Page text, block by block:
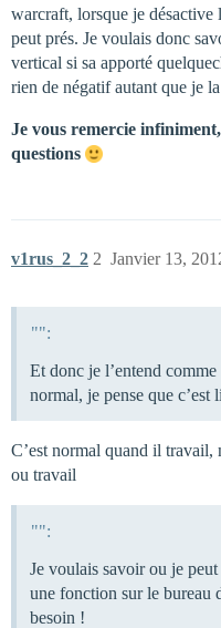
warcraft, lorsque je désactive
peut prés. Je voulais donc
vertical si sa apporté
rien de négatif autant que je
Je vous remercie
questions
v1rus_2_2 Janvier 13,
2
"":
Et donc je l’entend
normal, je pense que c’est
C’est normal quand il travail,
ou travail
"":
Je voulais savoir ou je
une fonction sur le bureau
besoin !